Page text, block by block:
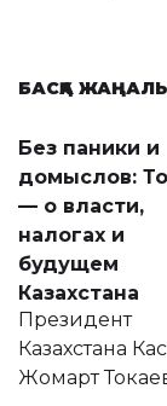
БАСҚА
Без паники и
домыслов:
— о власти,
налогах и
будущем
Казахстана
Президент
Казахстана
Жомарт